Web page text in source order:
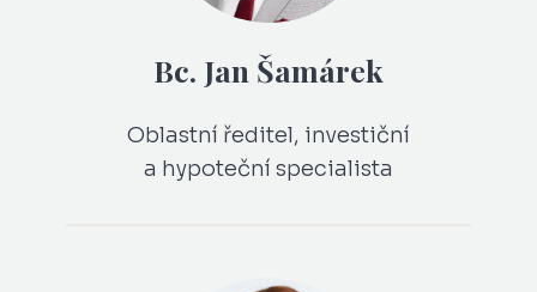
Bc. Jan Šamárek
Oblastní ředitel, investiční
a hypoteční specialista